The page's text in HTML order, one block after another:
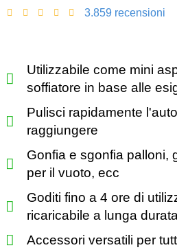
3.859 recensioni
Utilizzabile come mini
soffiatore in base alle
Pulisci rapidamente
raggiungere
Gonfia e sgonfia palloni,
per il vuoto, ecc
Goditi fino a 4 ore di
ricaricabile a lunga durata
Accessori versatili per